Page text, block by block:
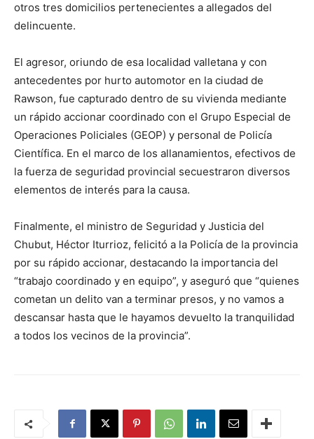
otros tres domicilios pertenecientes a allegados del
delincuente.
El agresor, oriundo de esa localidad valletana y con
antecedentes por hurto automotor en la ciudad de
Rawson, fue capturado dentro de su vivienda mediante
un rápido accionar coordinado con el Grupo Especial de
Operaciones Policiales (GEOP) y personal de Policía
Científica. En el marco de los allanamientos, efectivos de
la fuerza de seguridad provincial secuestraron diversos
elementos de interés para la causa.
Finalmente, el ministro de Seguridad y Justicia del
Chubut, Héctor Iturrioz, felicitó a la Policía de la provincia
por su rápido accionar, destacando la importancia del
“trabajo coordinado y en equipo”, y aseguró que “quienes
cometan un delito van a terminar presos, y no vamos a
descansar hasta que le hayamos devuelto la tranquilidad
a todos los vecinos de la provincia”.